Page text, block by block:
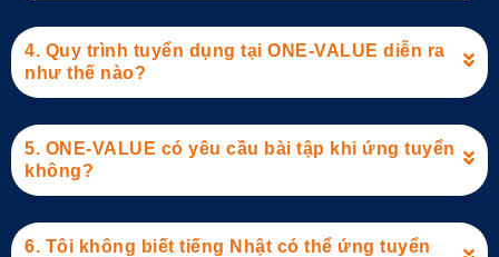
4. Quy trình tuyển dụng tại ONE-VALUE diễn ra
như thế nào?
5. ONE-VALUE có yêu cầu bài tập khi ứng tuyển
không?
6. Tôi không biết tiếng Nhật có thể ứng tuyển